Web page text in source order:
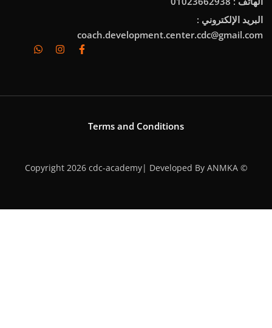
Terms and